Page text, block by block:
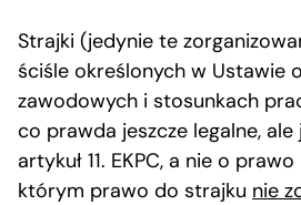
Strajki (jedynie te
ściśle określonych w Ustawie
zawodowych i stosunkach
co prawda jeszcze legalne,
artykuł 11. EKPC, a nie o
którym prawo do strajku nie